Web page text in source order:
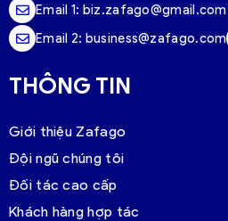
Email 1: biz.zafago@gmail.com
Email 2: business@zafago.com
THÔNG TIN
Giới thiệu Zafago
Đội ngũ chúng tôi
Đối tác cao cấp
Khách hàng hợp tác